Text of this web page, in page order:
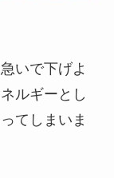
いで下げよ
ルギーとし
てしまいま